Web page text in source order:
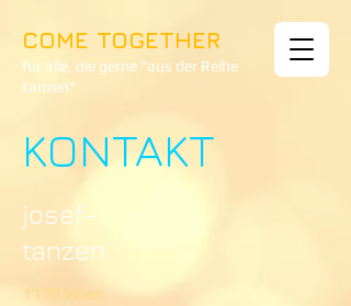
COME TOGETHER
für alle, die gerne "aus der Reihe
tanzen"
KONTAKT
josef-
tanzen
1170 Wien